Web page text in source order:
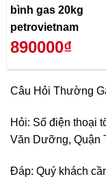
bình gas 20kg
petrovietnam
890000₫
Câu Hỏi Thường
Hỏi: Số điện thoại
Văn Dưỡng, Quận
Đáp: Quý khách